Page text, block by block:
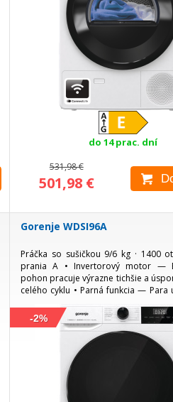
do 14 prac. dní
531,98 €
501,98 €
Gorenje WDSI96A
Práčka so sušičkou 9/6 kg · 1400
prania A • Invertorový motor —
pohon pracuje výrazne tichšie a
celého cyklu • Parná funkcia — Para
-2%